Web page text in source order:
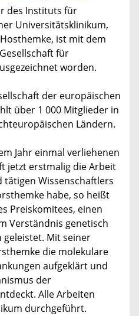
des Instituts für
Universitätsklinikum,
ist mit dem
für
worden.
der europäischen
über 1 000 Mitglieder in
Ländern.
Jahr einmal verliehenen
jetzt erstmalig die Arbeit
tätigen Wissenschaftlers
habe, so heißt
Preiskomitees, einen
Verständnis genetisch
Mit seiner
die molekulare
aufgeklärt und
der
Alle Arbeiten
durchgeführt.